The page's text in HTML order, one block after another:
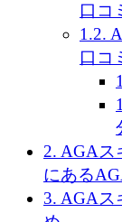
口コ
1.2.
口コ
2. AGAス
にある
3. AGAス